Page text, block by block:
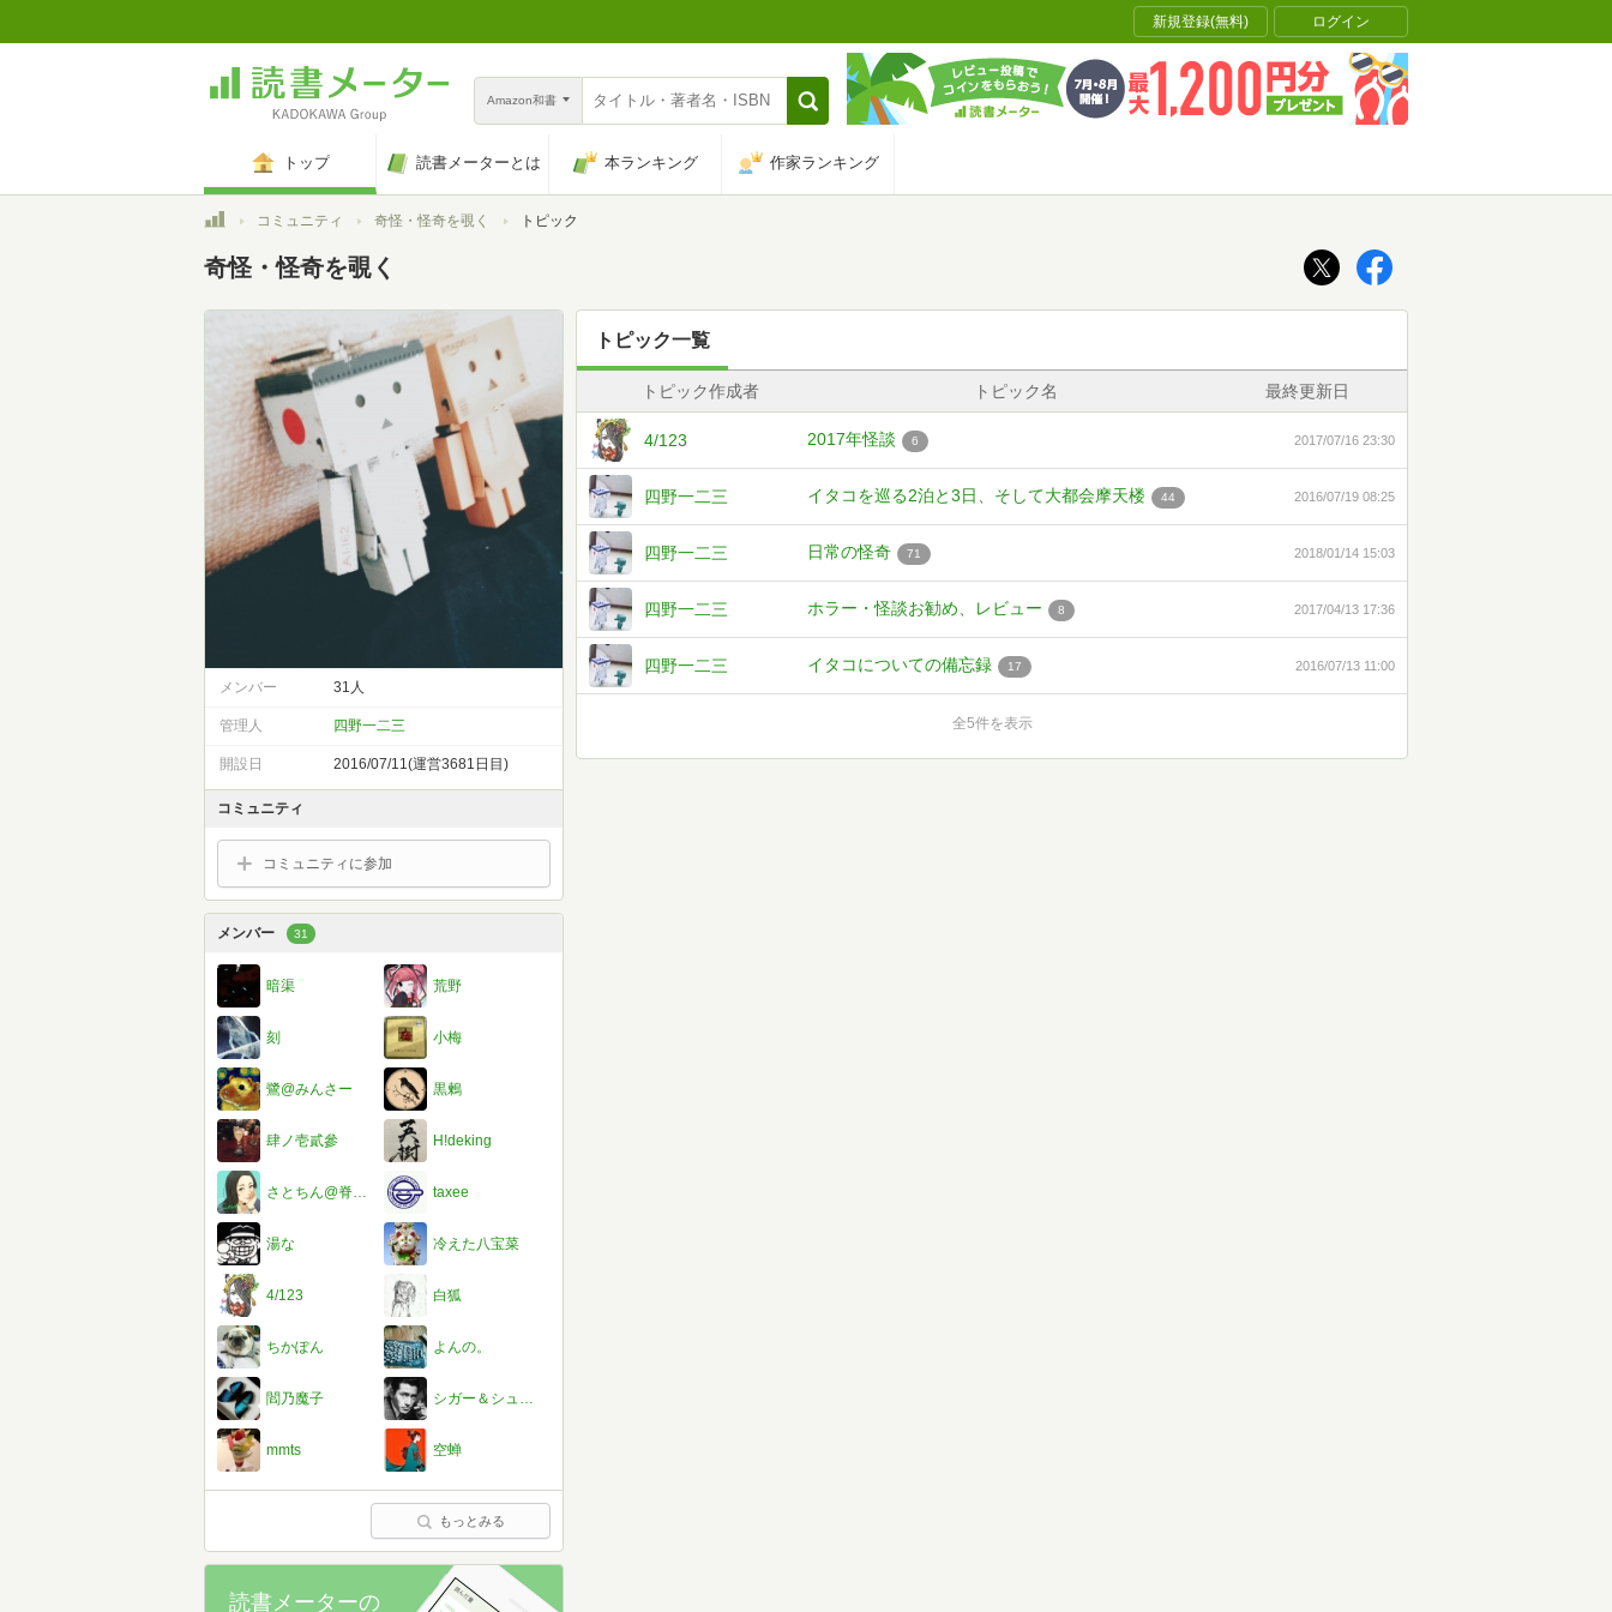
新規登録(無料) ログイン
Amazon和書
トップ 読書メーターとは 本ランキング 作家ランキング
トップコミュニティ 奇怪・怪奇を覗く トピック
奇怪・怪奇を覗く
トピック一覧
トピック作成者 トピック名 最終更新日
4/123 2017年怪談 6 2017/07/16 23:30
四野一二三 イタコを巡る2泊と3日、そして大都会摩天楼 44 2016/07/19 08:25
四野一二三 日常の怪奇 71 2018/01/14 15:03
四野一二三 ホラー・怪談お勧め、レビュー 8 2017/04/13 17:36
四野一二三 イタコについての備忘録 17 2016/07/13 11:00
全5件を表示
メンバー 31人
管理人 四野一二三
開設日 2016/07/11(運営3681日目)
コミュニティ
コミュニティに参加
メンバー 31
暗渠 荒野
刻 小梅
鷺@みんさー 黒鶫
肆ノ壱貳參 H!deking
さとちん@脊椎オパ3/10参戦 taxee
湯な 冷えた八宝菜
4/123 白狐
ちかぽん よんの。
閻乃魔子 シガー＆シュガー
mmts 空蝉
もっとみる
読書メーターの